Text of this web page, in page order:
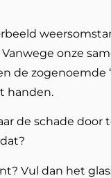
onze
de zogenoemde
handen.
de schade
Vul dan het